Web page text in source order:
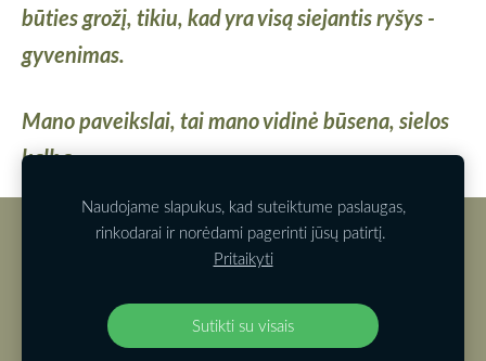
būties grožį, tikiu, kad yra visą siejantis ryšys -
gyvenimas.
Mano paveikslai, tai mano vidinė būsena, sielos
kalba.
Slapukai
Pristatymas Pirkimas
Naudojame slapukus, kad suteiktume paslaugas,
rinkodarai ir norėdami pagerinti jūsų patirtį.
Pritaikyti
Sutikti su visais